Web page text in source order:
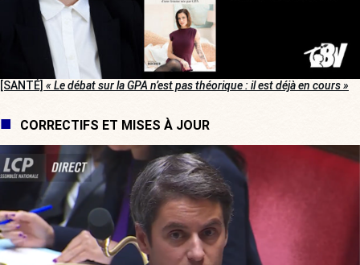
[SANTÉ] « Le débat sur la GPA n’est pas théorique : il est déjà en cours »
CORRECTIFS ET MISES À JOUR